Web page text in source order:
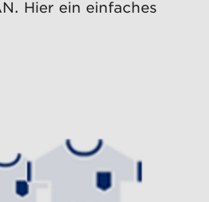
Hier ein einfaches